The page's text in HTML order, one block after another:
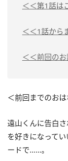
＜＜第1話は
＜＜1話から
＜＜前回の
＜前回までのお
遠山くんに告白
を好きになって
ードで……。